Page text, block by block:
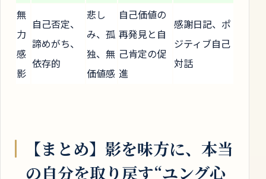
無
力
感
影
自己否定、
諦めがち、
依存的
悲し
み、孤
独、無
価値感
自己価値の
再発見と自
己肯定の促
進
感謝日記、ポ
ジティブ自己
対話
【まとめ】影を味方に、本当
の自分を取り戻す“ユング心